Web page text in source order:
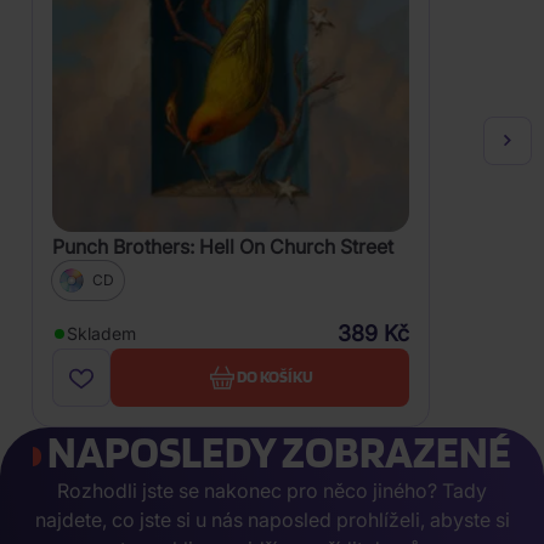
Punch Brothers: Hell On Church Street
CD
Skladem 389 Kč
DO KOŠÍKU
NAPOSLEDY ZOBRAZENÉ
Rozhodli jste se nakonec pro něco jiného? Tady
najdete, co jste si u nás naposled prohlíželi, abyste si